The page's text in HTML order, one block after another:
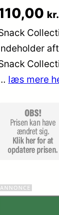
Bedømt
som4.3
af 5
87
kr.
læs mere